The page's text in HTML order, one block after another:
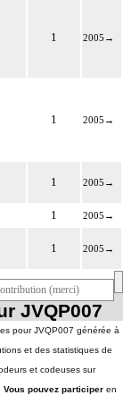
1 2005 →
1 2005 →
1 2005 →
1 2005 →
1 2005 →
JVQP007
pour JVQP007 générée à
et des statistiques de
et codeuses sur
Vous pouvez participer en